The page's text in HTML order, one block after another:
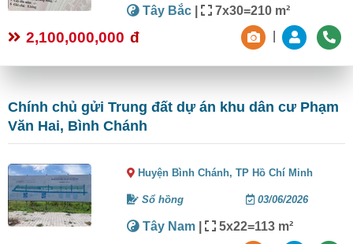
Tây Bắc | 7x30=210 m²
2,100,000,000 đ
Chính chủ gửi Trung đất dự án khu dân cư Phạm
Văn Hai, Bình Chánh
Huyện Bình Chánh,TP Hồ Chí Minh
Sổ hồng 03/06/2026
Tây Nam | 5x22=113 m²